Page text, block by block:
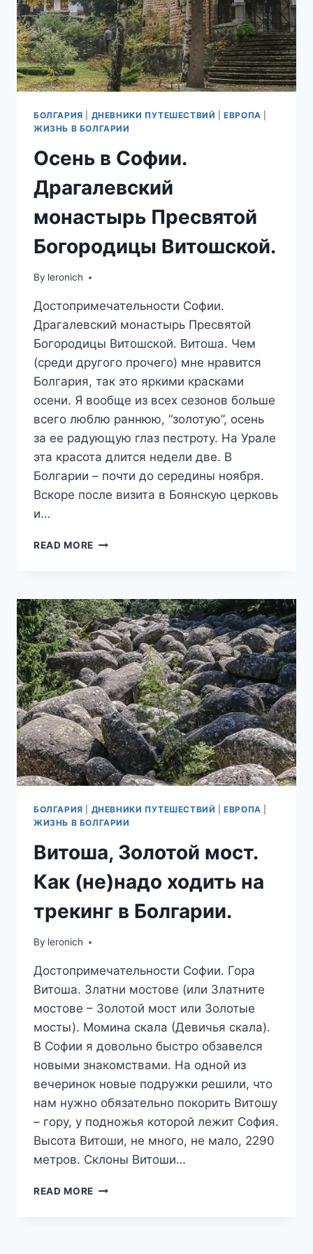
БОЛГАРИЯ ДНЕВНИКИ ПУТЕШЕСТВИЙ |ЕВРОПА
ЖИЗНЬ В БОЛГАРИИ
Осень в Софии.
Драгалевский
монастырь Пресвятой
Богородицы Витошской.
By leronich
Достопримечательности Софии.
Драгалевский монастырь Пресвятой
Богородицы Витошской. Витоша. Чем
(среди другого прочего) мне нравится
Болгария, так это яркими красками
осени. Я вообще из всех сезонов больше
всего люблю раннюю, “золотую”, осень
за ее радующую глаз пестроту. На Урале
эта красота длится недели две. В
Болгарии – почти до середины ноября.
Вскоре после визита в Боянскую церковь
и…
READ MORE ОСЕНЬ
МОНАСТЫРЬ
ПРЕСВЯТОЙ
БОГОРОДИЦЫ
ВИТОШСКОЙ.
БОЛГАРИЯ ДНЕВНИКИ ПУТЕШЕСТВИЙ |ЕВРОПА
ЖИЗНЬ В БОЛГАРИИ
Витоша, Золотой мост.
Как (не)надо ходить на
трекинг в Болгарии.
By leronich
Достопримечательности Софии. Гора
Витоша. Златни мостове (или Златните
мостове – Золотой мост или Золотые
мосты). Момина скала (Девичья скала).
В Софии я довольно быстро обзавелся
новыми знакомствами. На одной из
вечеринок новые подружки решили, что
нам нужно обязательно покорить Витошу
– гору, у подножья которой лежит София.
Высота Витоши, не много, не мало, 2290
метров. Склоны Витоши…
READ MORE ВИТОША,